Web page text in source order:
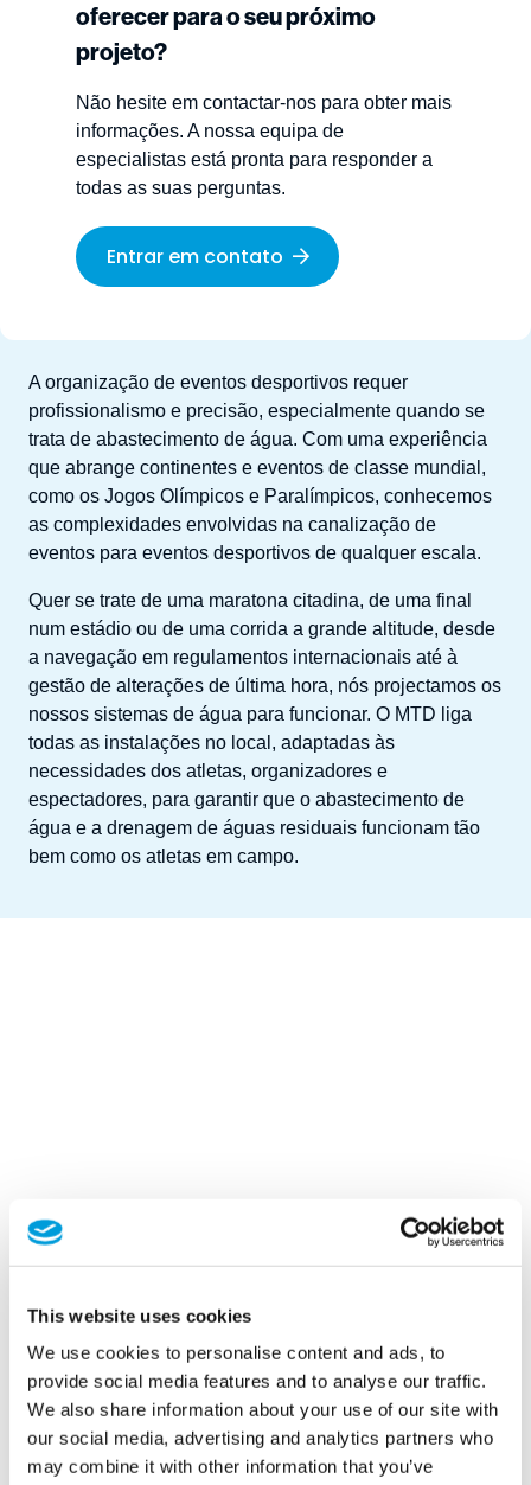
This website uses cookies
We use cookies to personalise content and ads, to
provide social media features and to analyse our traffic.
We also share information about your use of our site with
our social media, advertising and analytics partners who
may combine it with other information that you’ve
A organização de eventos desportivos requer
profissionalismo e precisão, especialmente quando se
trata de abastecimento de água. Com uma experiência
que abrange continentes e eventos de classe mundial,
como os Jogos Olímpicos e Paralímpicos, conhecemos
as complexidades envolvidas na canalização de
eventos para eventos desportivos de qualquer escala.
Quer se trate de uma maratona citadina, de uma final
num estádio ou de uma corrida a grande altitude, desde
a navegação em regulamentos internacionais até à
gestão de alterações de última hora, nós projectamos os
nossos sistemas de água para funcionar. O MTD liga
todas as instalações no local, adaptadas às
necessidades dos atletas, organizadores e
espectadores, para garantir que o abastecimento de
água e a drenagem de águas residuais funcionam tão
bem como os atletas em campo.
oferecer para o seu próximo
projeto?
Não hesite em contactar-nos para obter mais
informações. A nossa equipa de
especialistas está pronta para responder a
todas as suas perguntas.
Entrar em contato